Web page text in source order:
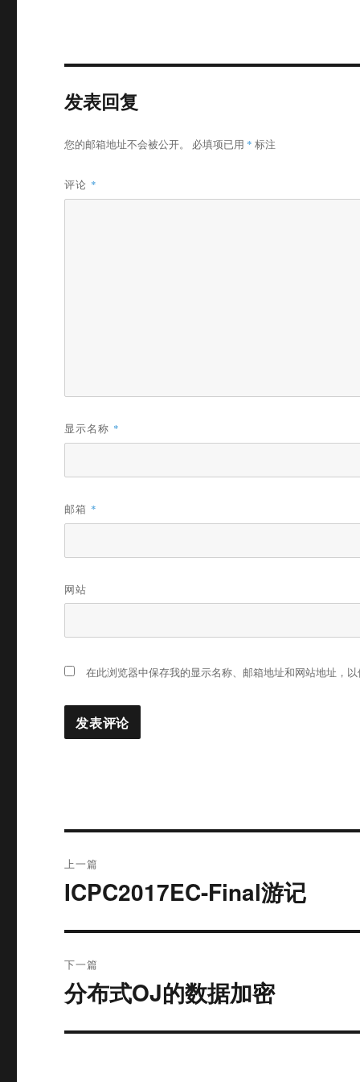
发表回复
您的邮箱地址不会被公开。 必填项已用 * 标注
评论 *
显示名称 *
邮箱 *
网站
在此浏览器中保存我的显示名称、邮箱地址和网站地址，以
章
上一篇
上
文
ICPC2017EC-Final游记
下一篇
下
篇
文
分布式OJ的数据加密